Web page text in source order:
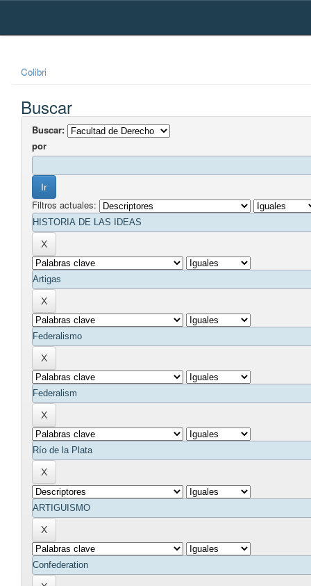
Skip
Colibri
Buscar
Buscar:
por
Filtros actuales: